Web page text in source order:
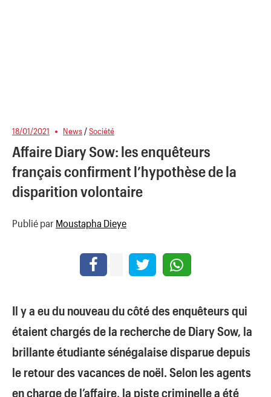
18/01/2021 News /Société
Affaire Diary Sow: les enquêteurs
français confirment l’hypothèse de la
disparition volontaire
Publié par Moustapha Dieye
Il y a eu du nouveau du côté des enquêteurs qui
étaient chargés de la recherche de Diary Sow, la
brillante étudiante sénégalaise disparue depuis
le retour des vacances de noël. Selon les agents
en charge de l’affaire, la piste criminelle a été